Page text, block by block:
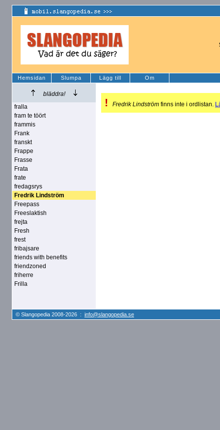
Hemsidan Slumpa Lägg till Om
bläddra!
fralla
fram te töört
frammis
Frank
franskt
Frappe
Frasse
Frata
frate
fredagsrys
Fredrik Lindström
Freepass
Freeslaktish
frejta
Fresh
frest
fribajsare
friends with benefits
friendzoned
friherre
Frilla
! Fredrik Lindström finns inte i ordlistan.
© Slangopedia 2008-2026 : info@slangopedia.se